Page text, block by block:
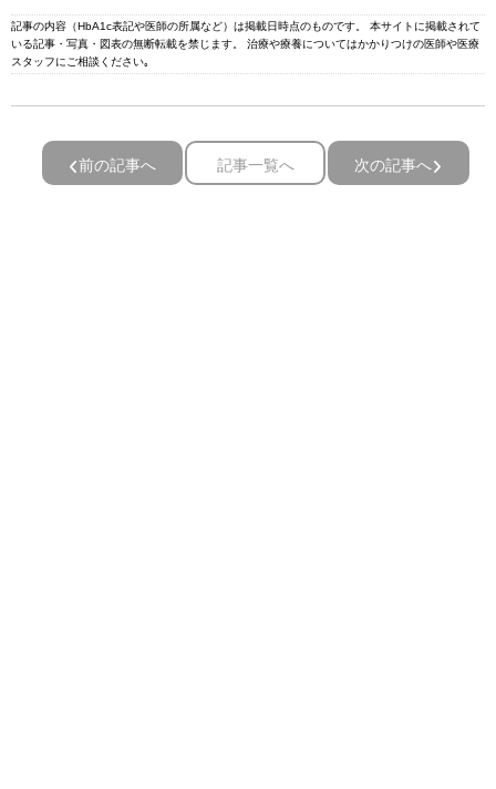
記事の内容（HbA1c表記や医師の所属など）は掲載日時点のものです。 本サイトに掲載されて
いる記事・写真・図表の無断転載を禁じます。 治療や療養についてはかかりつけの医師や医療
スタッフにご相談ください｡
前の記事へ 記事一覧へ 次の記事へ